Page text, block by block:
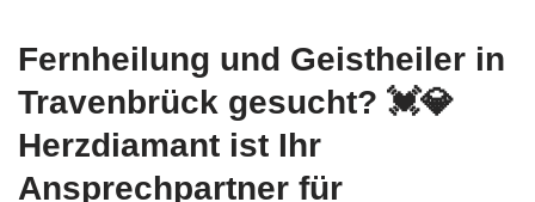
Fernheilung und Geistheiler in
Travenbrück gesucht? 💓️💎
Herzdiamant ist Ihr
Ansprechpartner für